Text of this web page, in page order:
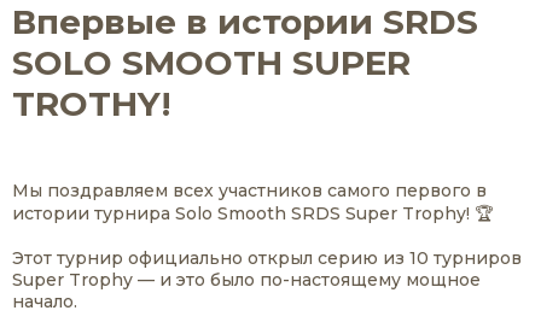
Впервые в истории SRDS
SOLO SMOOTH SUPER
TROTHY!
Мы поздравляем всех участников самого первого в
истории турнира Solo Smooth SRDS Super Trophy! 🏆
Этот турнир официально открыл серию из 10 турниров
Super Trophy — и это было по-настоящему мощное
начало.